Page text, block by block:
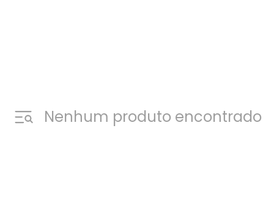
Nenhum produto encontrado